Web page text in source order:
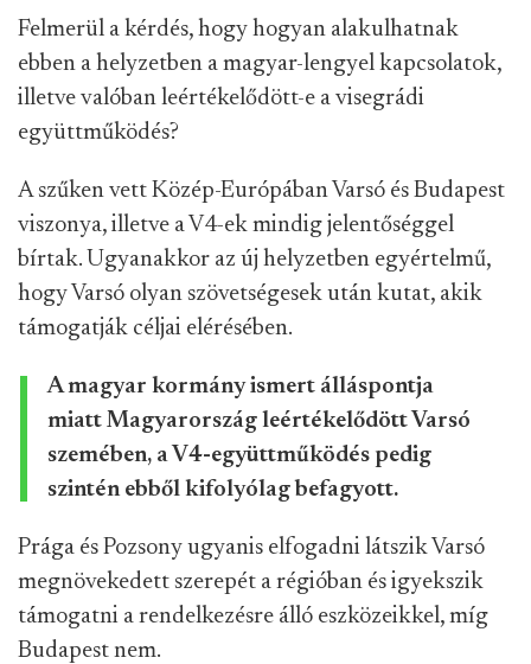
Felmerül a kérdés, hogy hogyan alakulhatnak
ebben a helyzetben a magyar-lengyel kapcsolatok,
illetve valóban leértékelődött-e a visegrádi
együttműködés?
A szűken vett Közép-Európában Varsó és Budapest
viszonya, illetve a V4-ek mindig jelentőséggel
bírtak. Ugyanakkor az új helyzetben egyértelmű,
hogy Varsó olyan szövetségesek után kutat, akik
támogatják céljai elérésében.
A magyar kormány ismert álláspontja
miatt Magyarország leértékelődött Varsó
szemében, a V4-együttműködés pedig
szintén ebből kifolyólag befagyott.
Prága és Pozsony ugyanis elfogadni látszik Varsó
megnövekedett szerepét a régióban és igyekszik
támogatni a rendelkezésre álló eszközeikkel, míg
Budapest nem.